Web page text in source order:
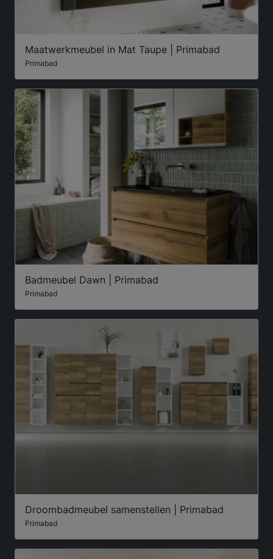
Maatwerkmeubel in Mat Taupe | Primabad
Primabad
Badmeubel Dawn | Primabad
Primabad
Droombadmeubel samenstellen | Primabad
Primabad